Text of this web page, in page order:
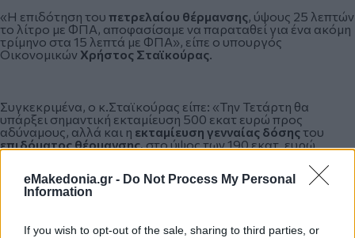
eMakedonia.gr - Do Not Process My Personal
Information
If you wish to opt-out of the sale, sharing to third parties, or
«Η επιδότηση του πετρελαίου θέρμανσης , ύψους 25 λεπτών
το λίτρο με ΦΠΑ, αποφασίσαμε να παραταθεί για ένα ακόμη
τρίμηνο στα 15 λεπτά με ΦΠΑ», είπε ο υπουργός
Οικονομικών Χρήστος Σταϊκούρας
Συγκεκριμένα, ο κ.Σταϊκούρας είπε: «Την Τετάρτη θα
υπάρξει σημαντική εκταμίευση 500 εκατ ευρώ προς
αδύναμους, αλλά και η εκταμίευση γενναίας δόσηςτου
επιδόματος θέρμανσης, στο ύψος των 190 εκατ. ευρώ.
Μιλάμε για 700 εκατ. ευρώ που θα πιστωθούν την Τετάρτη.
Η επιδότηση του πετρελαίου θέρμανσης, ύψους 25 λεπτών
το λίτρο με ΦΠΑ, αποφασίσαμε να παραταθεί για ένα ακόμη
τρίμηνο στα 15 λεπτά με ΦΠΑ».